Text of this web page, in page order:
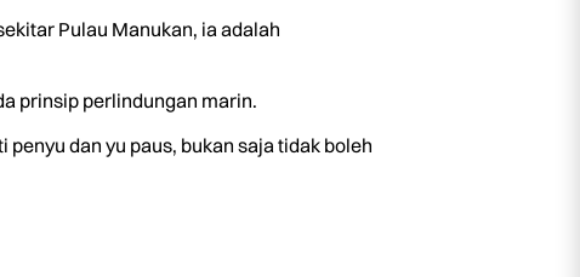
Pulau Manukan, ia adalah
prinsip perlindungan marin.
dan yu paus, bukan saja tidak boleh